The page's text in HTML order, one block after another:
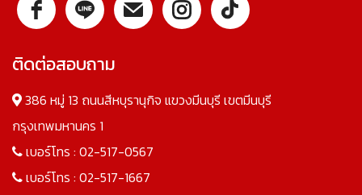
ติดต่อสอบถาม
386 หมู่ 13 ถนนสีหบุรานุกิจ แขวงมีนบุรี เขตมีนบุรี
กรุงเทพมหานคร 1
เบอร์โทร : 02-517-0567
เบอร์โทร : 02-517-1667